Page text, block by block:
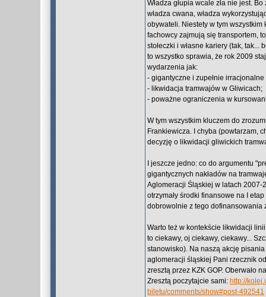
Władza głupia wcale zła nie jest.
władza cwana, władza
obywateli. Niestety w tym
fachowcy zajmują się transportem,
stołeczki i własne kariery (tak,
to wszystko sprawia, że rok 2009
wydarzenia jak:
- gigantyczne i zupełnie
- likwidacja tramwajów w Gliwicach;
- poważne ograniczenia w
W tym wszystkim kluczem do
Frankiewicza. I chyba (powtarzam,
decyzję o likwidacji gliwickich
I jeszcze jedno: co do argumentu
gigantycznych nakładów na
Aglomeracji Śląskiej w latach 2007-
otrzymały środki finansowe na I
dobrowolnie z tego dofinansowania
Warto też w kontekście likwidacji
to ciekawy, oj ciekawy, ciekawy...
stanowisko). Na naszą akcję
aglomeracji śląskiej Pani rzecznik
zresztą przez KZK GOP. Oberwało
Zresztą poczytajcie sami: http://
biletu/comments/show#post-492541